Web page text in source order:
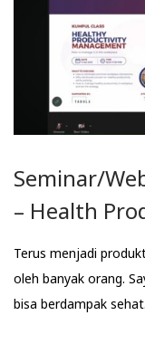
Seminar/
– Health
Terus menjadi
oleh banyak orang.
bisa berdampak